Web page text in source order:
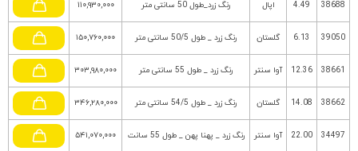
38688
4.49 اپال رنگ زرد_طول 50 سانتی متر ۱۱۰,۹۳۰,۰۰۰
39050
6.13 گلستان رنگ زرد _ طول 50/5 سانتی متر ۱۵۰,۷۶۰,۰۰۰
38661
12.36 آوا سنتر رنگ زرد _ طول 55 سانتی متر ۳۰۳,۹۸۰,۰۰۰
38662
14.08 گلستان رنگ زرد _ طول 54/5 سانتی متر ۳۴۶,۲۸۰,۰۰۰
34497
22.00 آوا سنتر رنگ زرد _ پهنا پهن _ طول 55 سانت ۵۴۱,۰۷۰,۰۰۰